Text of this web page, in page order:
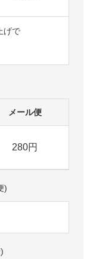
げで
メール便
280円
)